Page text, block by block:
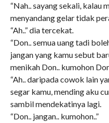
“Nah.. sayang sekali, kalau
menyandang gelar tidak
“Ah..” dia tercekat.
“Don.. semua uang tadi
jangan yang kamu sebut
menikah Don.. kumohon
“Ah.. daripada cowok lain
segar kamu, mending aku
sambil mendekatinya lagi.
“Don.. jangan.. kumohon..”